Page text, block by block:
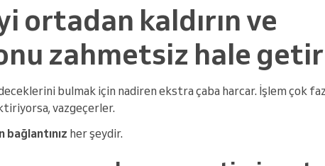
ortadan kaldırın ve
zahmetsiz hale
bulmak için nadiren ekstra çaba harcar. İşlem çok
vazgeçerler.
bağlantınız her şeydir.